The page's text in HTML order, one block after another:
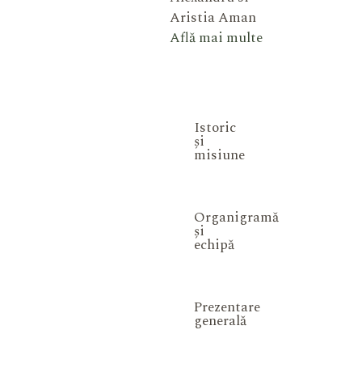
Aristia Aman
Află mai multe
Istoric
și
misiune
Organigramă
și
echipă
Prezentare
generală